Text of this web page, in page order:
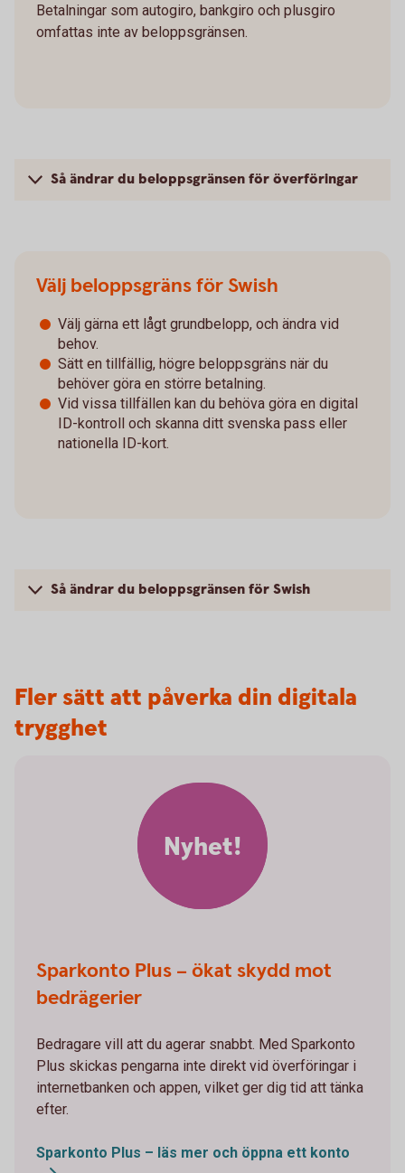
Betalningar som autogiro, bankgiro och plusgiro
omfattas inte av beloppsgränsen.
Så ändrar du beloppsgränsen för överföringar
Välj beloppsgräns för Swish
Välj gärna ett lågt grundbelopp, och ändra vid
behov.
Sätt en tillfällig, högre beloppsgräns när du
behöver göra en större betalning.
Vid vissa tillfällen kan du behöva göra en digital
ID-kontroll och skanna ditt svenska pass eller
nationella ID-kort.
Så ändrar du beloppsgränsen för Swish
Fler sätt att påverka din digitala
trygghet
Sparkonto Plus – ökat skydd mot
bedrägerier
Bedragare vill att du agerar snabbt. Med Sparkonto
Plus skickas pengarna inte direkt vid överföringar i
internetbanken och appen, vilket ger dig tid att tänka
efter.
Sparkonto Plus – läs mer och öppna ett konto
Nyhet!